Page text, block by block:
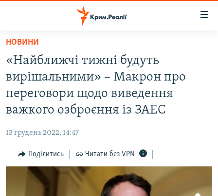
Перейти
основного
матеріалу
Перейти
до
основної
Перейти
пошуку
ВІДЕО ТА ФОТО
ПОГЛЯД
ІНТЕРВ'Ю
ВСЕ ЗА ДЕНЬ
НОВИНИ
«Найближчі тижні будуть
вирішальними» – Макрон про
переговори щодо виведення
важкого озброєння із ЗАЕС
13 грудень 2022, 14:47
Поділитись Читати без VPN